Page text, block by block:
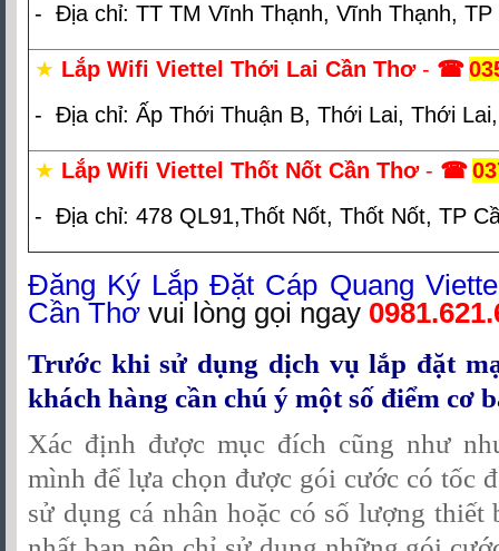
- Địa chỉ: TT TM Vĩnh Thạnh, Vĩnh Thạnh, TP
★ Lắp Wifi Viettel Thới Lai Cần Thơ- ☎
- Địa chỉ: Ấp Thới Thuận B, Thới Lai, Thới
★ Lắp Wifi Viettel Thốt Nốt Cần Thơ- ☎
- Địa chỉ: 478 QL91,Thốt Nốt, Thốt Nốt, TP
Đăng Ký Lắp Đặt Cáp Quang
Cần Thơ vui lòng gọi ngay
Trước khi sử dụng dịch vụ lắp đặt
khách hàng cần chú ý một số điểm cơ
Xác định được mục đích cũng như
mình để lựa chọn được gói cước có tốc
sử dụng cá nhân hoặc có số lượng